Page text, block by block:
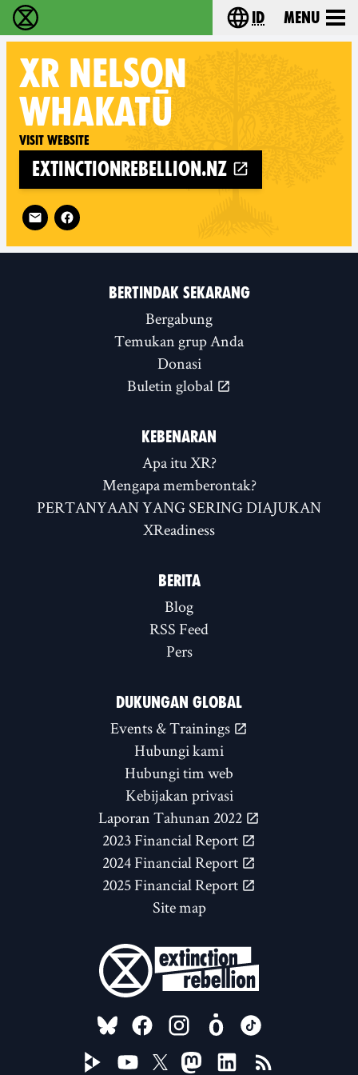
Extinction Rebellion (XR–Pemberontakan
Choose your
id Menu
XR NELSON
WHAKATŪ
Visit website
extinctionrebellion.nz
Follow XR Nelson Whakatū on
BERTINDAK SEKARANG
Bergabung
Temukan grup Anda
Donasi
Buletin global
KEBENARAN
Apa itu XR?
Mengapa memberontak?
PERTANYAAN YANG SERING DIAJUKAN
XReadiness
BERITA
Blog
RSS Feed
Pers
DUKUNGAN GLOBAL
Events & Trainings
Hubungi kami
Hubungi tim web
Kebijakan privasi
Laporan Tahunan 2022
2023 Financial Report
2024 Financial Report
2025 Financial Report
Site map
FOLLOW US ON